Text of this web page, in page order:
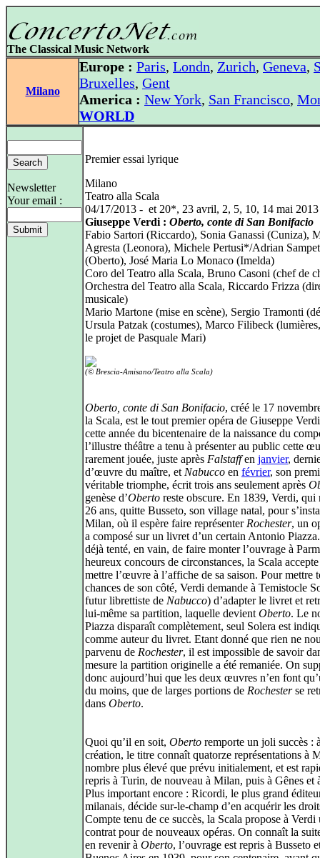
The Classical Music Network
Milano
Europe : Paris, Londn, Zurich, Geneva,
Bruxelles, Gent
America : New York, San Francisco,
WORLD
Newsletter
Your email :
Premier essai lyrique
Milano
Teatro alla Scala
04/17/2013 - et 20*, 23 avril, 2, 5, 10, 14 mai 2013
Giuseppe Verdi : Oberto, conte di San Bonifacio
Fabio Sartori (Riccardo), Sonia Ganassi (Cuniza),
Agresta (Leonora), Michele Pertusi*/Adrian
(Oberto), José Maria Lo Monaco (Imelda)
Coro del Teatro alla Scala, Bruno Casoni (chef de
Orchestra del Teatro alla Scala, Riccardo Frizza
musicale)
Mario Martone (mise en scène), Sergio Tramonti
Ursula Patzak (costumes), Marco Filibeck
le projet de Pasquale Mari)
(© Brescia-Amisano/Teatro alla Scala)
Oberto, conte di San Bonifacio, créé le 17
la Scala, est le tout premier opéra de Giuseppe
cette année du bicentenaire de la naissance du
l’illustre théâtre a tenu à présenter au public cette
rarement jouée, juste après Falstaffen janvier,
d’œuvre du maître, et Nabucco en février, son
véritable triomphe, écrit trois ans seulement après
genèse d’Oberto reste obscure. En 1839, Verdi, qui
26 ans, quitte Busseto, son village natal, pour
Milan, où il espère faire représenter Rochester, un
a composé sur un livret d’un certain Antonio
déjà tenté, en vain, de faire monter l’ouvrage à
heureux concours de circonstances, la Scala
mettre l’œuvre à l’affiche de sa saison. Pour mettre
chances de son côté, Verdi demande à Temistocle
futur librettiste de Nabucco) d’adapter le livret et
lui-même sa partition, laquelle devient Oberto. Le
Piazza disparaît complètement, seul Solera est
comme auteur du livret. Etant donné que rien ne
parvenu de Rochester, il est impossible de savoir
mesure la partition originelle a été remaniée. On
donc aujourd’hui que les deux œuvres n’en font
du moins, que de larges portions de Rochesterse
dans Oberto.
Quoi qu’il en soit, Oberto remporte un joli succès :
création, le titre connaît quatorze représentations à
nombre plus élevé que prévu initialement, et est
repris à Turin, de nouveau à Milan, puis à Gênes et
Plus important encore : Ricordi, le plus grand
milanais, décide sur-le-champ d’en acquérir les
Compte tenu de ce succès, la Scala propose à Verdi
contrat pour de nouveaux opéras. On connaît la
en revenir à Oberto, l’ouvrage est repris à Busseto